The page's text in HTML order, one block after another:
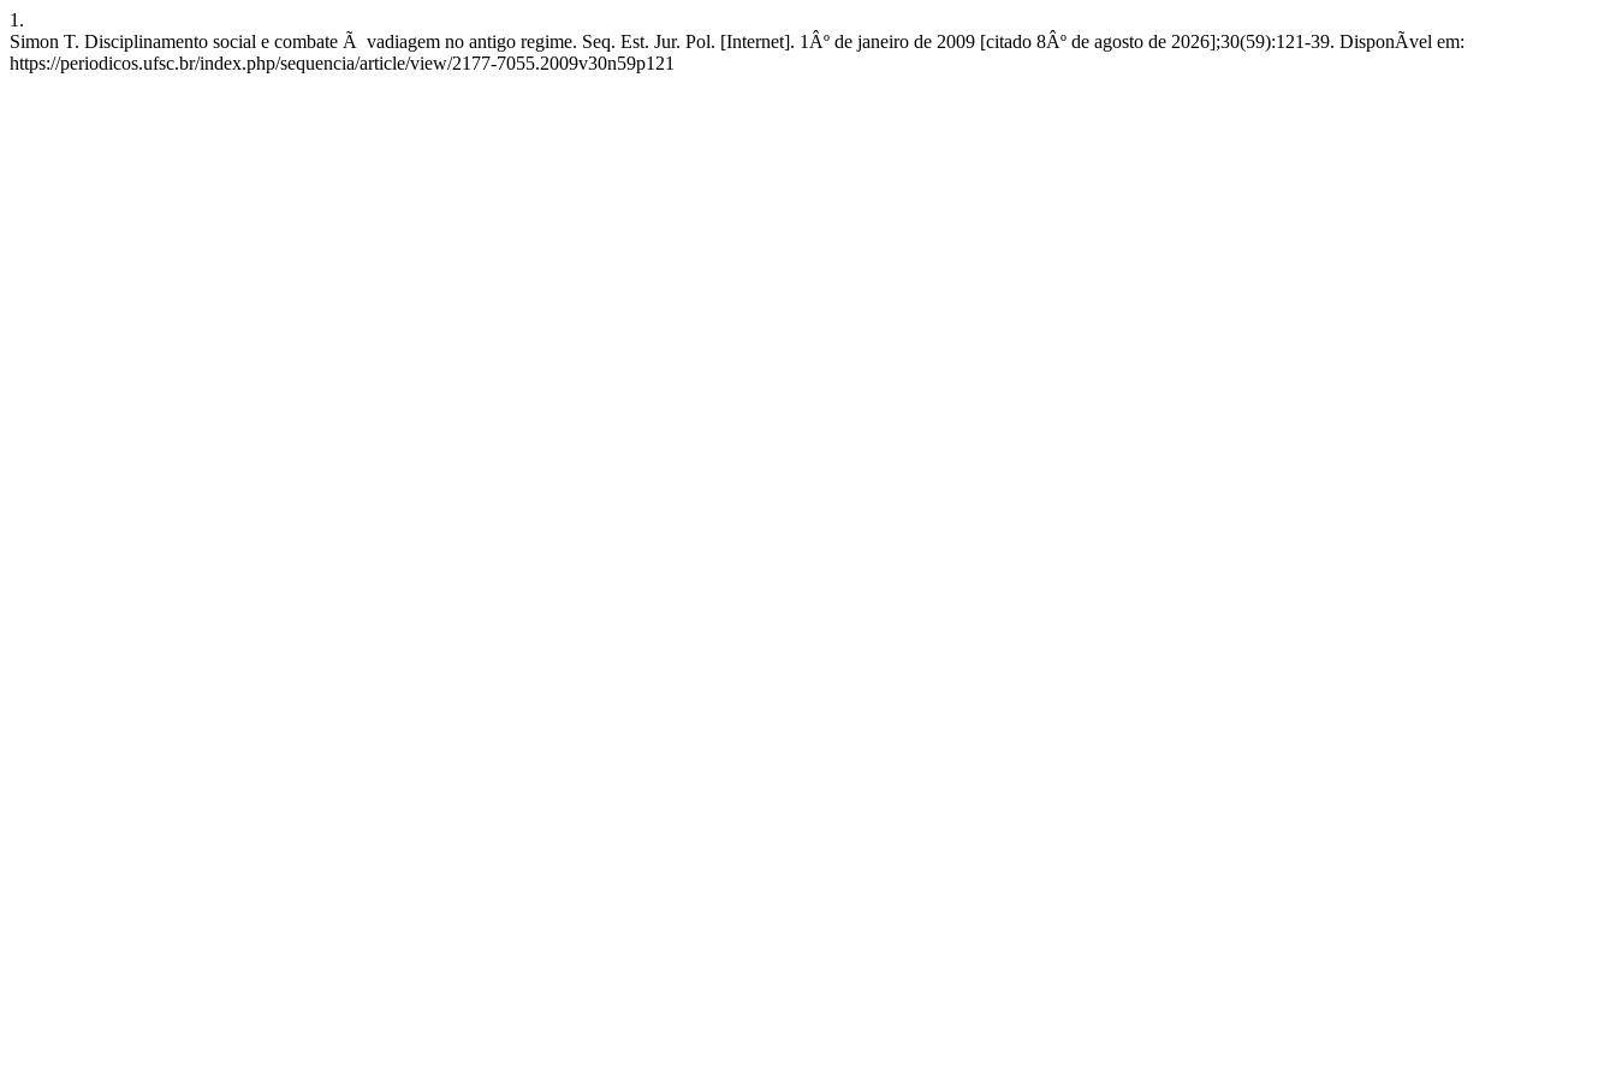
1.
Simon T. Disciplinamento social e combate Ã vadiagem no antigo regime. Seq. Est. Jur. Pol. [Internet]. 1Âº de janeiro de 2009 [citado 8Âº de agosto de 2026];30(59):121-39. DisponÃ­vel em:
https://periodicos.ufsc.br/index.php/sequencia/article/view/2177-7055.2009v30n59p121